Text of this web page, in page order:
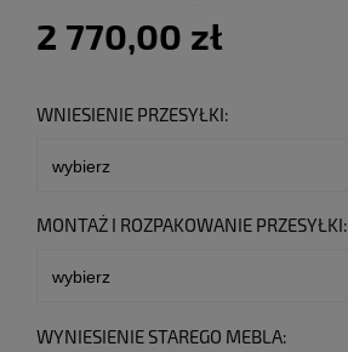
2 770,00 zł
WNIESIENIE PRZESYŁKI:
MONTAŻ I ROZPAKOWANIE PRZESYŁKI:
WYNIESIENIE STAREGO MEBLA: